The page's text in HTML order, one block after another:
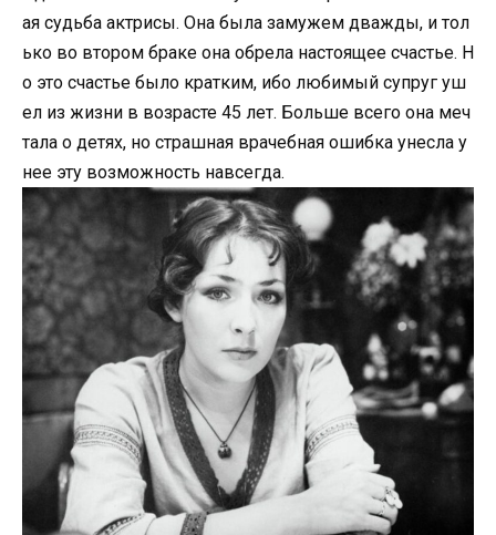
ая судьба актрисы. Она была замужем дважды, и тол
ько во втором браке она обрела настоящее счастье. Н
о это счастье было кратким, ибо любимый супруг уш
ел из жизни в возрасте 45 лет. Больше всего она меч
тала о детях, но страшная врачебная ошибка унесла у
нее эту возможность навсегда.